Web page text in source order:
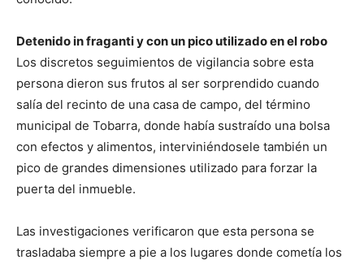
Detenido in fraganti y con un pico utilizado en el robo
Los discretos seguimientos de vigilancia sobre esta
persona dieron sus frutos al ser sorprendido cuando
salía del recinto de una casa de campo, del término
municipal de Tobarra, donde había sustraído una bolsa
con efectos y alimentos, interviniéndosele también un
pico de grandes dimensiones utilizado para forzar la
puerta del inmueble.
Las investigaciones verificaron que esta persona se
trasladaba siempre a pie a los lugares donde cometía los